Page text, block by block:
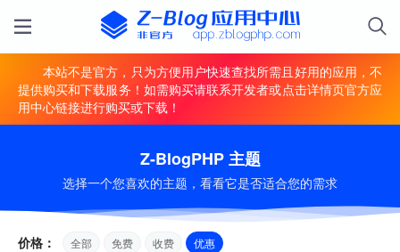
本站不是官方，只为方便用户快速查找所需且好用的应用，不
提供购买和下载服务！如需购买请联系开发者或点击详情页官方应
用中心链接进行购买或下载！
Z-BlogPHP 主题
选择一个您喜欢的主题，看看它是否适合您的需求
价格： 全部 免费 收费 优惠